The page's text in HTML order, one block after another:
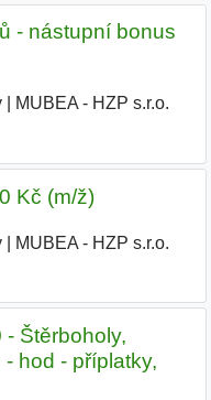
- nástupní bonus
| MUBEA - HZP s.r.o.
Kč (m/ž)
| MUBEA - HZP s.r.o.
Štěrboholy,
hod - příplatky,